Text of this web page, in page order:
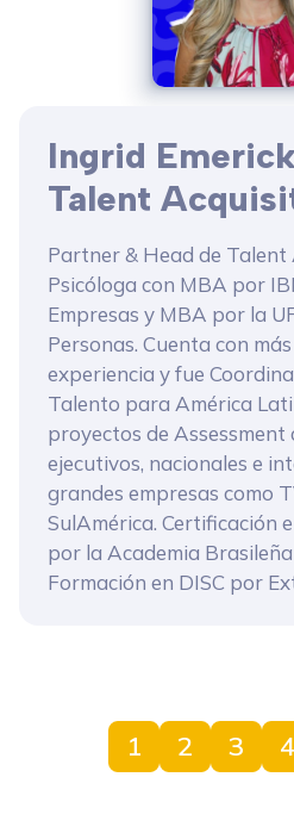
Ingrid
Talent
Partner & Head de Talent
Psicóloga con MBA por
Empresas y MBA por la
Personas. Cuenta con
experiencia y fue
Talento para América
proyectos de Assessment
ejecutivos, nacionales e
grandes empresas como
SulAmérica. Certificación
por la Academia
Formación en DISC por
1 2 3 4